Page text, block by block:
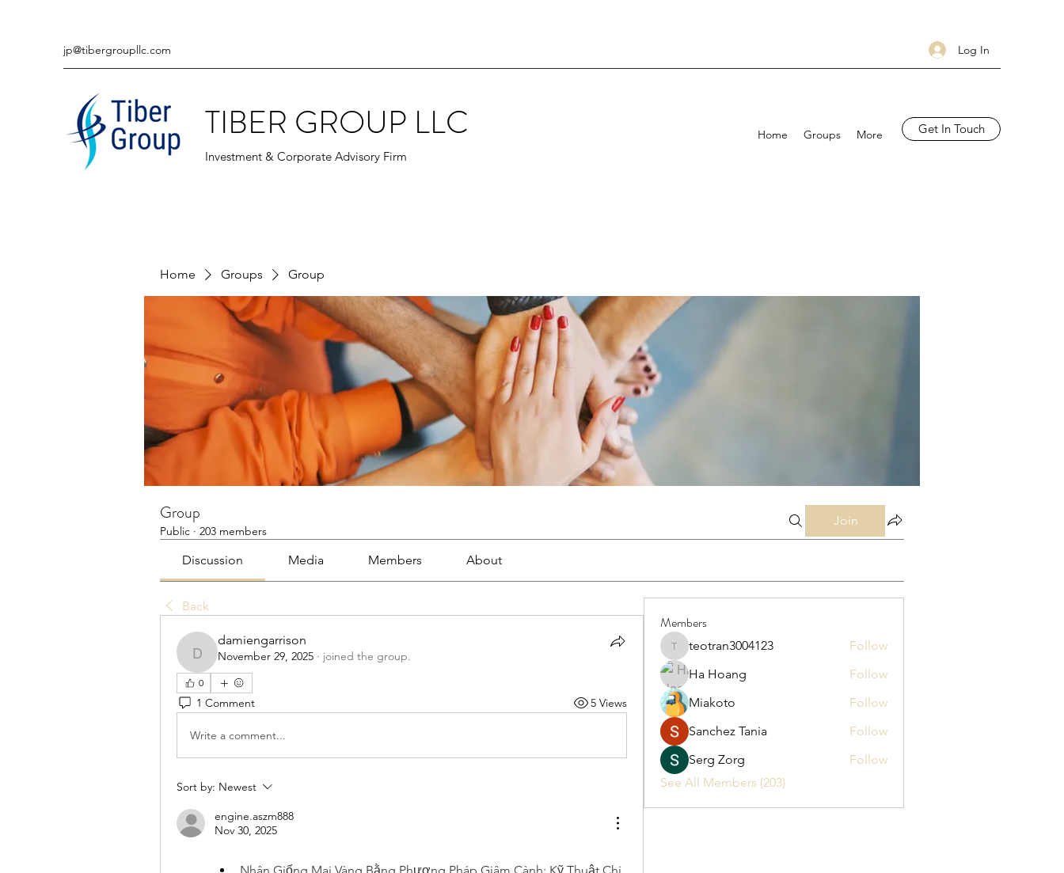
jp@tibergroupllc.com Log In
TIBER GROUP LLC
Investment & Corporate Advisory Firm
Home Groups More Get In Touch
Home Groups Group
Group
Public · 203 members
Join
Discussion Media Members About
Back
damiengarrison
damiengarrison
November 29, 2025 · joined the group.
0
1 Comment 5 Views
Write a comment...
Sort by: Newest
engine.aszm888
Nov 30, 2025
Members
teotran3004123
teotran3004123
Follow
Ha Hoang
Follow
Miakoto
Follow
Sanchez Tania
Follow
Serg Zorg
Follow
See All Members (203)